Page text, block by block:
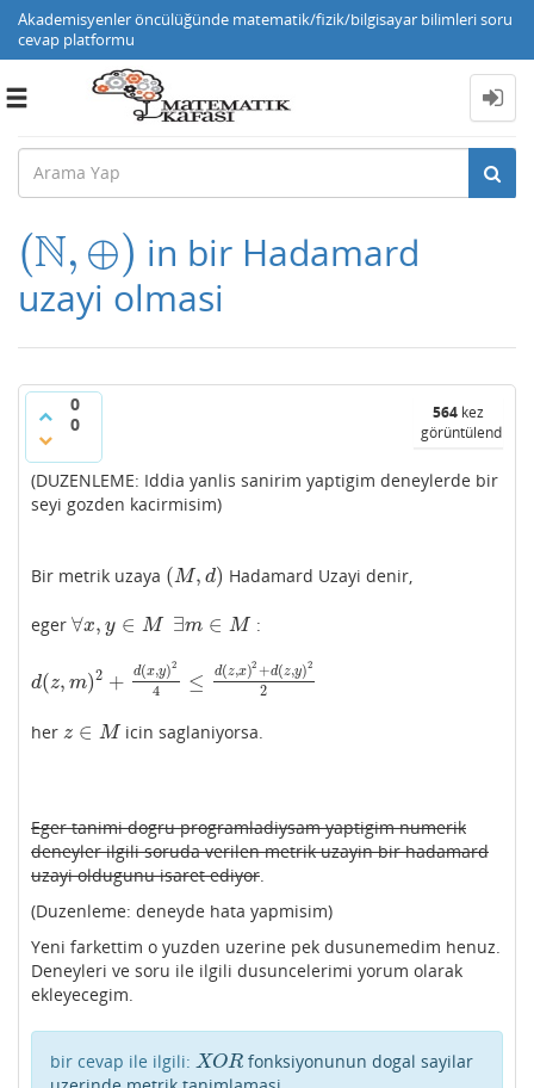
Akademisyenler öncülüğünde matematik/fizik/bilgisayar bilimleri soru
cevap platformu
Toggle
(N, ⊕)
(N,⊕)
in bir Hadamard
uzayi olmasi
0
0
564 kez
görüntülendi
(DUZENLEME: Iddia yanlis sanirim yaptigim deneylerde bir
seyi gozden kacirmisim)
Bir metrik uzaya (M, d)
(M,d Hadamard Uzayi denir,
eger ∀x, y ∈ M
∀x,y ∈ M ∃m ∈ M
∃m∈M :
d(z, m)2 + d(x,y)2
4 ≤ d(z,x)2 +d(z,y)2
2
d(z,m)2+d (x, y)24≤d( z,x 2+d(z,y)22
her z ∈ M
z∈M icin saglaniyorsa.
Eger tanimi dogru programladiysam yaptigim numerik
deneyler ilgili soruda verilen metrik uzayin bir hadamard
uzayi oldugunu isaret ediyor.
(Duzenleme: deneyde hata yapmisim)
Yeni farkettim o yuzden uzerine pek dusunemedim henuz.
Deneyleri ve soru ile ilgili dusuncelerimi yorum olarak
ekleyecegim.
bir cevap ile ilgili: XOR
XOR
fonksiyonunun dogal sayilar